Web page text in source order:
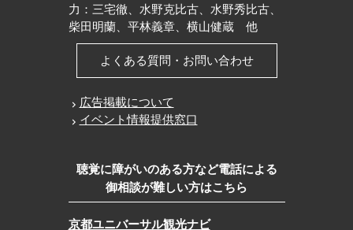
力：三宅徹、水野克比古、水野秀比古、
柴田明蘭、平林義章、横山健蔵 他
よくある質問・お問い合わせ
広告掲載について
イベント情報提供窓口
聴覚に障がいのある方など電話による
御相談が難しい方はこちら
京都ユニバーサル観光ナビ